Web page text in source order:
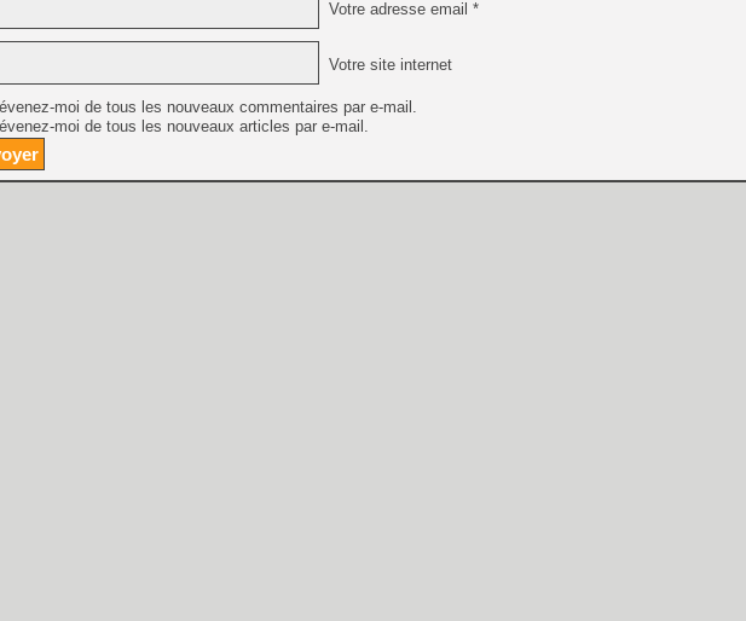
Votre adresse email *
Votre site internet
moi de tous les nouveaux commentaires par e-mail.
moi de tous les nouveaux articles par e-mail.